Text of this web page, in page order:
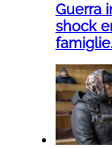
Guerra
shock